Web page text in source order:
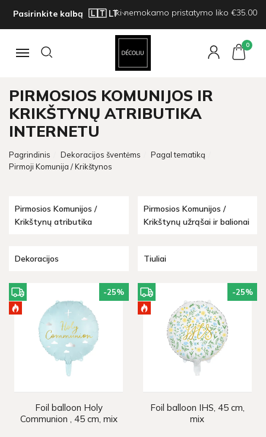
Pasirinkite kalbą Iki nemokamo pristatymo liko €35.00
Navigacija
0
PIRMOSIOS KOMUNIJOS IR
KRIKŠTYNŲ ATRIBUTIKA
INTERNETU
Pagrindinis Dekoracijos šventėms
Pagal tematiką
Pirmoji Komunija / Krikštynos
Pirmosios Komunijos /
Krikštynų atributika
Pirmosios Komunijos /
Krikštynų užrąšai ir balionai
Dekoracijos Tiuliai
-25%
Foil balloon Holy
Communion , 45 cm, mix
-25%
Foil balloon IHS, 45 cm,
mix